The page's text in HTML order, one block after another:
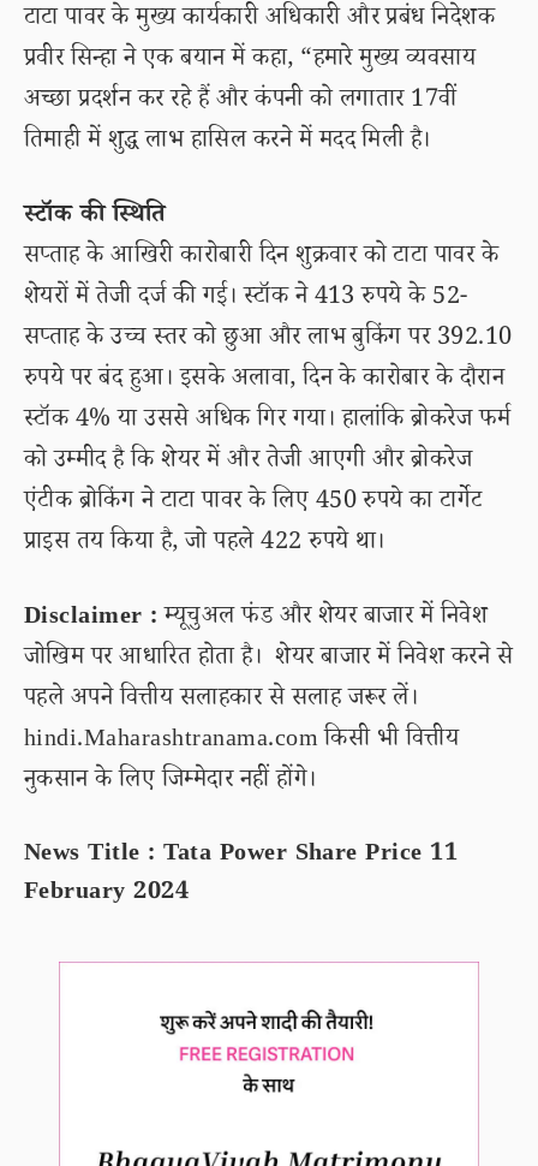
टाटा पावर के मुख्य कार्यकारी अधिकारी और प्रबंध निदेशक
प्रवीर सिन्हा ने एक बयान में कहा, “हमारे मुख्य व्यवसाय
अच्छा प्रदर्शन कर रहे हैं और कंपनी को लगातार 17वीं
तिमाही में शुद्ध लाभ हासिल करने में मदद मिली है।
स्टॉक की स्थिति
सप्ताह के आखिरी कारोबारी दिन शुक्रवार को टाटा पावर के
शेयरों में तेजी दर्ज की गई। स्टॉक ने 413 रुपये के 52-
सप्ताह के उच्च स्तर को छुआ और लाभ बुकिंग पर 392.10
रुपये पर बंद हुआ। इसके अलावा, दिन के कारोबार के दौरान
स्टॉक 4% या उससे अधिक गिर गया। हालांकि ब्रोकरेज फर्म
को उम्मीद है कि शेयर में और तेजी आएगी और ब्रोकरेज
एंटीक ब्रोकिंग ने टाटा पावर के लिए 450 रुपये का टार्गेट
प्राइस तय किया है, जो पहले 422 रुपये था।
Disclaimer :म्यूचुअल फंड और शेयर बाजार में निवेश
जोखिम पर आधारित होता है। शेयर बाजार में निवेश करने से
पहले अपने वित्तीय सलाहकार से सलाह जरूर लें।
hindi.Maharashtranama.com किसी भी वित्तीय
नुकसान के लिए जिम्मेदार नहीं होंगे।
News Title : Tata Power Share Price 11
February 2024